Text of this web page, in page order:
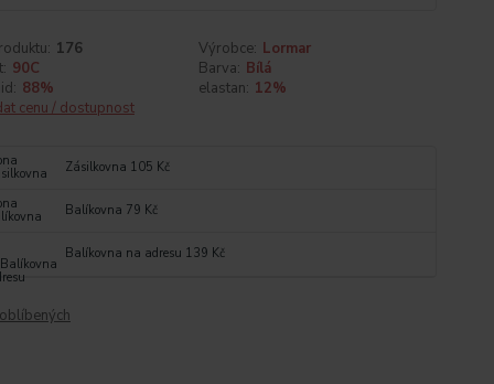
176 Výrobce: Lormar
90C Barva: Bílá
88% elastan: 12%
cenu / dostupnost
Zásilkovna 105 Kč
Balíkovna 79 Kč
Balíkovna na adresu 139 Kč